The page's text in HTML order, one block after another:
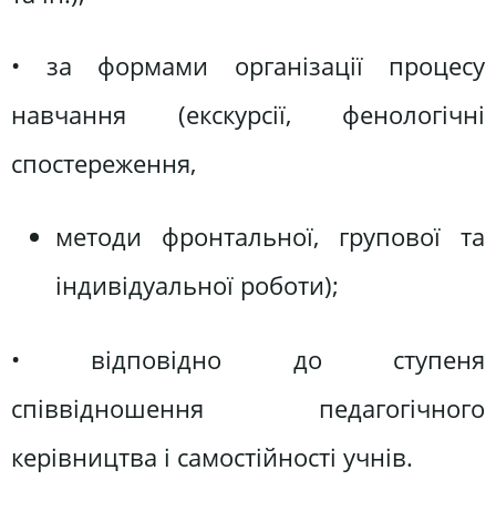
• за формами організації процесу
навчання (екскурсії, фенологічні
спостереження,
методи фронтальної, групової та
індивідуальної роботи);
• відповідно до ступеня
співвідношення педагогічного
керівництва і самостійності учнів.